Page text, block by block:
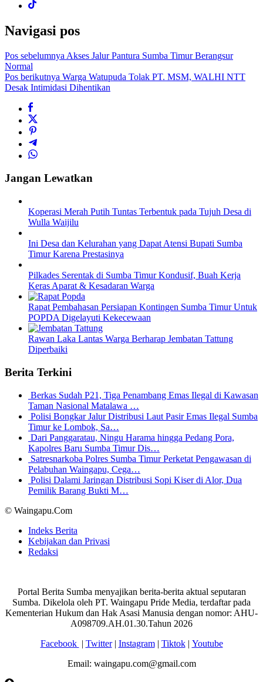
Navigasi pos
Pos sebelumnya Akses Jalur Pantura Sumba Timur Berangsur
Normal
Pos berikutnya Warga Watupuda Tolak PT. MSM, WALHI NTT
Desak Intimidasi Dihentikan
Jangan Lewatkan
Koperasi Merah Putih Tuntas Terbentuk pada Tujuh Desa di
Wulla Waijilu
Ini Desa dan Kelurahan yang Dapat Atensi Bupati Sumba
Timur Karena Prestasinya
Pilkades Serentak di Sumba Timur Kondusif, Buah Kerja
Keras Aparat & Kesadaran Warga
Rapat Pembahasan Persiapan Kontingen Sumba Timur Untuk
POPDA Digelayuti Kekecewaan
Rawan Laka Lantas Warga Berharap Jembatan Tattung
Diperbaiki
Berita Terkini
Berkas Sudah P21, Tiga Penambang Emas Ilegal di Kawasan
Taman Nasional Matalawa …
Polisi Bongkar Jalur Distribusi Laut Pasir Emas Ilegal Sumba
Timur ke Lombok, Sa…
Dari Panggaratau, Ningu Harama hingga Pedang Pora,
Kapolres Baru Sumba Timur Dis…
Satresnarkoba Polres Sumba Timur Perketat Pengawasan di
Pelabuhan Waingapu, Cega…
Polisi Dalami Jaringan Distribusi Sopi Kiser di Alor, Dua
Pemilik Barang Bukti M…
© Waingapu.Com
Indeks Berita
Kebijakan dan Privasi
Redaksi
Portal Berita Sumba menyajikan berita-berita aktual seputaran
Sumba. Dikelola oleh PT. Waingapu Pride Media, terdaftar pada
Kementerian Hukum dan Hak Asasi Manusia dengan nomor: AHU-
A098709.AH.01.30.Tahun 2026
Facebook | Twitter| Instagram| Tiktok| Youtube
Email: waingapu.com@gmail.com